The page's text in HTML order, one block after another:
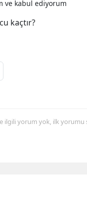
ve kabul ediyorum
kaçtır?
ilgili yorum yok, ilk yorumu